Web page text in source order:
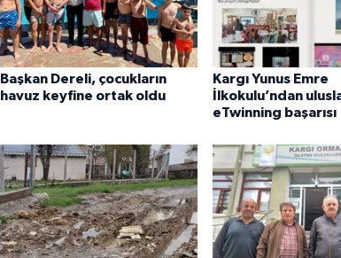
Başkan Dereli, çocukların
havuz keyfine ortak oldu
Kargı Yunus Emre
İlkokulu’ndan
eTwinning başarısı